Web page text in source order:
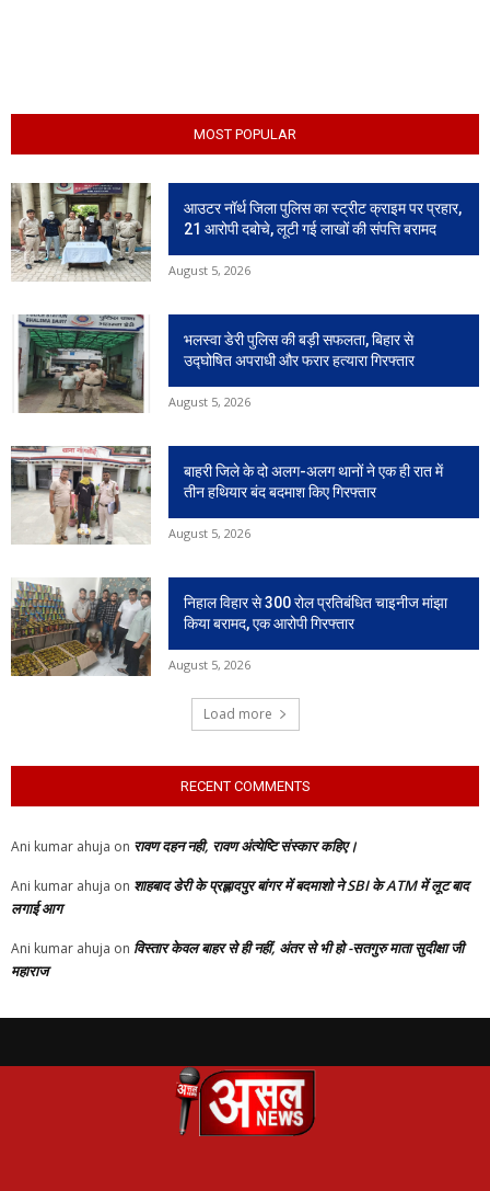
MOST POPULAR
आउटर नॉर्थ जिला पुलिस का स्ट्रीट क्राइम पर प्रहार,
21 आरोपी दबोचे, लूटी गई लाखों की संपत्ति बरामद
August 5, 2026
भलस्वा डेरी पुलिस की बड़ी सफलता, बिहार से
उद्घोषित अपराधी और फरार हत्यारा गिरफ्तार
August 5, 2026
बाहरी जिले के दो अलग-अलग थानों ने एक ही रात में
तीन हथियार बंद बदमाश किए गिरफ्तार
August 5, 2026
निहाल विहार से 300 रोल प्रतिबंधित चाइनीज मांझा
किया बरामद, एक आरोपी गिरफ्तार
August 5, 2026
Load more
RECENT COMMENTS
Ani kumar ahuja on रावण दहन नही, रावण अंत्येष्टि संस्कार कहिए।
Ani kumar ahuja on शाहबाद डेरी के प्रह्लादपुर बांगर में बदमाशो ने SBI के ATM में लूट बाद
लगाई आग
Ani kumar ahuja on विस्तार केवल बाहर से ही नहीं, अंतर से भी हो -सतगुरु माता सुदीक्षा जी
महाराज